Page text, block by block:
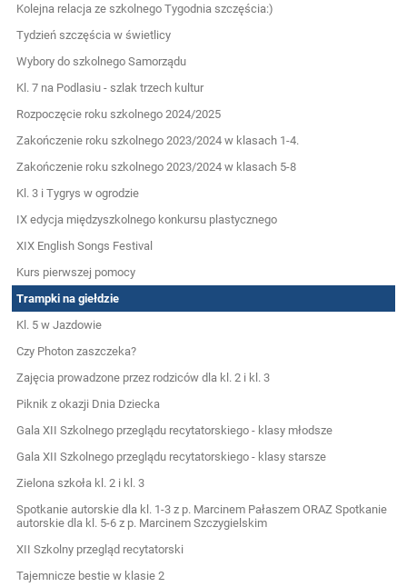
Kolejna relacja ze szkolnego Tygodnia szczęścia:)
Tydzień szczęścia w świetlicy
Wybory do szkolnego Samorządu
Kl. 7 na Podlasiu - szlak trzech kultur
Rozpoczęcie roku szkolnego 2024/2025
Zakończenie roku szkolnego 2023/2024 w klasach 1-4.
Zakończenie roku szkolnego 2023/2024 w klasach 5-8
Kl. 3 i Tygrys w ogrodzie
IX edycja międzyszkolnego konkursu plastycznego
XIX English Songs Festival
Kurs pierwszej pomocy
Trampki na giełdzie
Kl. 5 w Jazdowie
Czy Photon zaszczeka?
Zajęcia prowadzone przez rodziców dla kl. 2 i kl. 3
Piknik z okazji Dnia Dziecka
Gala XII Szkolnego przeglądu recytatorskiego - klasy młodsze
Gala XII Szkolnego przeglądu recytatorskiego - klasy starsze
Zielona szkoła kl. 2 i kl. 3
Spotkanie autorskie dla kl. 1-3 z p. Marcinem Pałaszem ORAZ Spotkanie
autorskie dla kl. 5-6 z p. Marcinem Szczygielskim
XII Szkolny przegląd recytatorski
Tajemnicze bestie w klasie 2